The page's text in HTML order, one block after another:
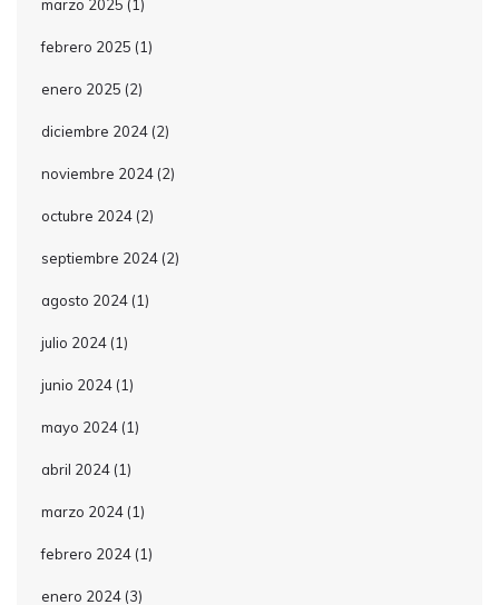
marzo 2025 (1)
febrero 2025 (1)
enero 2025 (2)
diciembre 2024 (2)
noviembre 2024 (2)
octubre 2024 (2)
septiembre 2024 (2)
agosto 2024 (1)
julio 2024 (1)
junio 2024 (1)
mayo 2024 (1)
abril 2024 (1)
marzo 2024 (1)
febrero 2024 (1)
enero 2024 (3)